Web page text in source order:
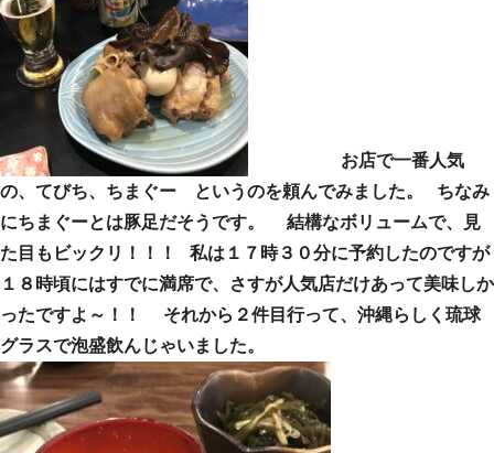
お店で一番人気
の、てびち、ちまぐー というのを頼んでみました。 ちなみ
にちまぐーとは豚足だそうです。 結構なボリュームで、見
た目もビックリ！！！ 私は１７時３０分に予約したのですが
１８時頃にはすでに満席で、さすが人気店だけあって美味しか
ったですよ～！！ それから２件目行って、沖縄らしく琉球
グラスで泡盛飲んじゃいました。